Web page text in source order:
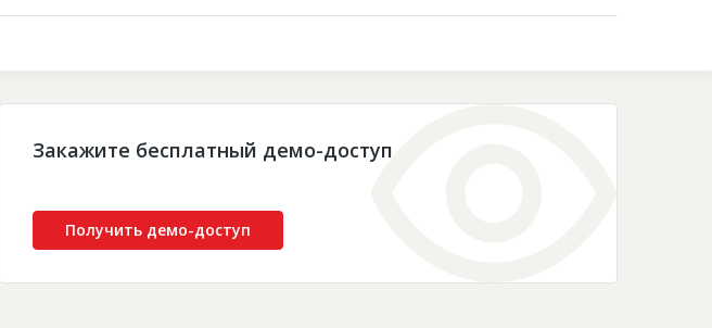
Закажите бесплатный демо-доступ
Получить демо-доступ